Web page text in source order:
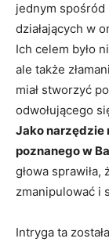
jednym
działających w
Ich celem było
ale także
miał stworzyć
odwołującego
Jako narzędzie
poznanego w
głowa
zmanipulować i
Intryga ta